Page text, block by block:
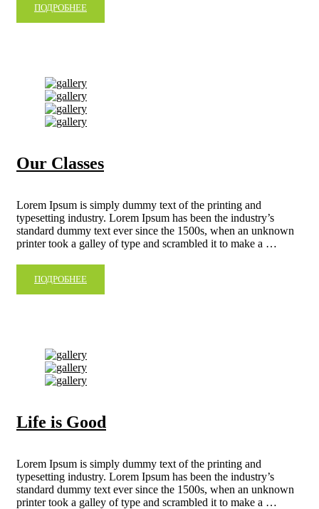
ПОДРОБНЕЕ
Our Classes
Lorem Ipsum is simply dummy text of the printing and
typesetting industry. Lorem Ipsum has been the industry’s
standard dummy text ever since the 1500s, when an unknown
printer took a galley of type and scrambled it to make a …
ПОДРОБНЕЕ
Life is Good
Lorem Ipsum is simply dummy text of the printing and
typesetting industry. Lorem Ipsum has been the industry’s
standard dummy text ever since the 1500s, when an unknown
printer took a galley of type and scrambled it to make a …